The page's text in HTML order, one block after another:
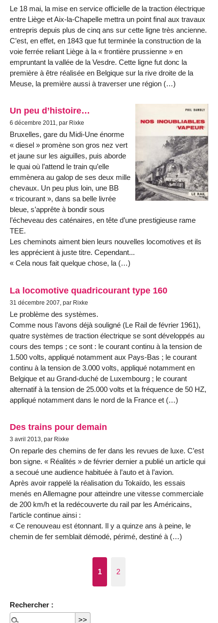
Le 18 mai, la mise en service officielle de la traction électrique
entre Liège et Aix-la-Chapelle mettra un point final aux travaux
entrepris depuis plus de cinq ans sur cette ligne très ancienne.
C’est, en effet, en 1843 que fut terminée la construction de la
voie ferrée reliant Liège à la « frontière prussienne » en
empruntant la vallée de la Vesdre. Cette ligne fut donc la
première à être réalisée en Belgique sur la rive droite de la
Meuse, la première aussi à traverser une région (…)
Un peu d’histoire…
6 décembre 2011, par Rixke
Bruxelles, gare du Midi-Une énorme
« diesel » promène son gros nez vert
et jaune sur les aiguilles, puis aborde
le quai où l’attend le train qu’elle
emmènera au galop de ses deux mille
chevaux. Un peu plus loin, une BB
« tricourant », dans sa belle livrée
bleue, s’apprête à bondir sous
l’écheveau des caténaires, en tête d’une prestigieuse rame
TEE.
Les cheminots aiment bien leurs nouvelles locomotives et ils
les apprécient à juste titre. Cependant...
« Cela nous fait quelque chose, la (…)
La locomotive quadricourant type 160
31 décembre 2007, par Rixke
Le problème des systèmes.
Comme nous l’avons déjà souligné (Le Rail de février 1961),
quatre systèmes de traction électrique se sont développés au
cours des temps ; ce sont : le courant continu à la tension de
1.500 volts, appliqué notamment aux Pays-Bas ; le courant
continu à la tension de 3.000 volts, appliqué notamment en
Belgique et au Grand-duché de Luxembourg ; le courant
alternatif à la tension de 25.000 volts et la fréquence de 50 HZ,
appliqué notamment dans le nord de la France et (…)
Des trains pour demain
3 avril 2013, par Rixke
On reparle des chemins de fer dans les revues de luxe. C’est
bon signe. « Réalités » de février dernier a publié un article qui
a secoué une audience habituée à l’auto et à l’avion.
Après avoir rappelé la réalisation du Tokaïdo, les essais
menés en Allemagne pour atteindre une vitesse commerciale
de 200 km/h et la redécouverte du rail par les Américains,
l’article continue ainsi :
« Ce renouveau est étonnant. Il y a quinze ans à peine, le
chemin de fer semblait démodé, périmé, destiné à (…)
1 2
Rechercher :